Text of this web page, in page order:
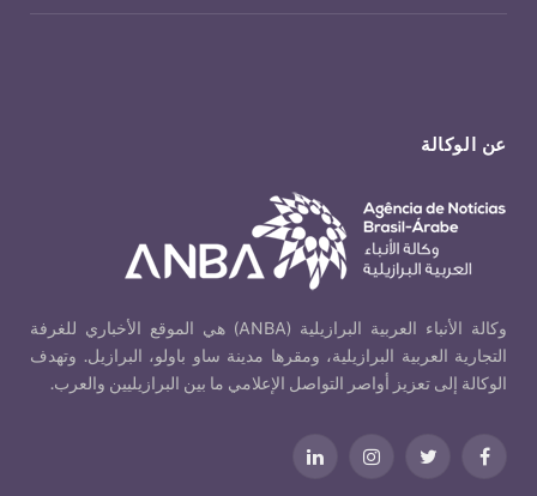
عن الوكالة
وكالة الأنباء العربية البرازيلية (ANBA) هي الموقع الأخباري للغرفة
التجارية العربية البرازيلية، ومقرها مدينة ساو باولو، البرازيل. وتهدف
الوكالة إلى تعزيز أواصر التواصل الإعلامي ما بين البرازيليين والعرب.
فيسبوكتويتر الانستغراملينكدإن